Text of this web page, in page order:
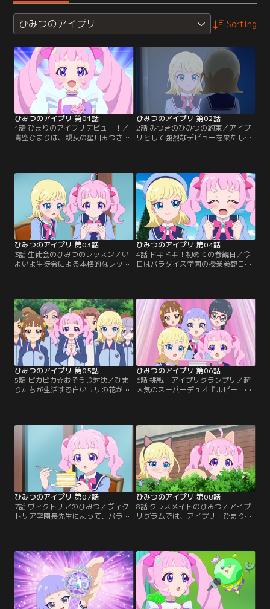
ひみつのアイプリ Sorting
ひみつのアイプリ 第01話
1話 ひまりのアイプリデビュー！／
青空ひまりは、親友の星川みつきと
踊るアイドルプリンセス--アイプリ
に憧れているけど、人見知りでキン
チョーしぃのひまりには、ちょっと
むずかしいかも。そんなひまりが、
なんと入学式で生徒代表の挨拶をす
ることに！？
ひみつのアイプリ 第02話
2話 みつきのひみつの約束／アイプ
リとして強烈なデビューを果たした
気づく。一方のみつきも、先に「ミ
ーちゃん」としてアイプリデビュー
し、ひまりとの約束をやぶっていた
ことに心を痛める。みつきに素直に
謝りたいひまり。
ひみつのアイプリ 第03話
3話 生徒会のひみつのレッスン／い
よいよ生徒会による本格的なレッス
アイプリバースへ遊びにさそう。色
んな場所を案内してもらって、楽し
い時間をすごすひまり。しかしステ
ージの控室を見て、「もっといっぱ
い練習してから、アイプリになった
方が良かったのかな……」…。
ひみつのアイプリ 第04話
4話 ドキドキ！初めての参観日／今
日はパラダイス学園の授業参観日。
学園内を見学。すると、遅刻しそう
になった初等部の少年・ゆうまと、
ひいろがぶつかってしまう。その
時、ポケットからリップスティック
が落ちてしまったことに気づいてい
ないひいろ。
ひみつのアイプリ 第05話
5話 ピカピカ☆おそうじ対決／ひま
りたちが生活する白いユリの花がモ
二つが競い合う一年に一度の寮対抗
戦「スクールクリーニングマッチ」
が開催！どちらが、よりたくさんお
掃除できるか、その得点で競い合
う。工夫したり、ひみつのアイテム
を使ったり…。
ひみつのアイプリ 第06話
6話 挑戦！アイプリグランプリ／超
人気のスーパーデュオ『ルビー＝ラ
ズリ』と『アイスマイリン』。この
の大会『第1回アイプリグランプ
リ』を開くというのだ。ひまりとみ
つきは、ソロで出ることを決意。そ
の頃、生徒会の生徒会長・一条寺サ
クラはトレーニングにはげんでい
た。
ひみつのアイプリ 第07話
7話 ヴィクトリアのひみつ／ヴィク
トリア学園長先生によって、パラダ
は、自分のせいだと落ち込んでい
た。生徒会長のサクラは、禁止をと
いてもらおうとヴィクトリアの元
に。ヴィクトリアは、アイプリの素
晴らしさをアピールできたら、アイ
プリを許してくれると言う。
ひみつのアイプリ 第08話
8話 クラスメイトのひみつ／アイプ
リグラムでは、アイプリ・ひまりと
『葛飾ユコサイ』について、みんな
で大盛り上がり。そんな中、ひまり
はクラス新聞を作る係に、クラスメ
イトの花園結心と一緒に選ばれる。
結心とお友達になりたいひまり。